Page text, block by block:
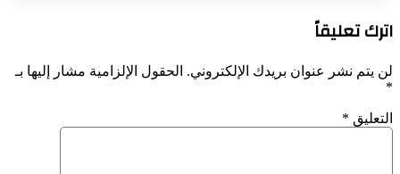
اترك تعليقاً
لن يتم نشر عنوان بريدك الإلكتروني. الحقول الإلزامية مشار إليها بـ
*
التعليق *